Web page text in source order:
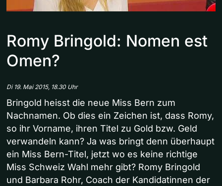
Romy Bringold: Nomen est
Omen?
Di 19. Mai 2015, 18.30 Uhr
Bringold heisst die neue Miss Bern zum
Nachnamen. Ob dies ein Zeichen ist, dass Romy,
so ihr Vorname, ihren Titel zu Gold bzw. Geld
verwandeln kann? Ja was bringt denn überhaupt
ein Miss Bern-Titel, jetzt wo es keine richtige
Miss Schweiz Wahl mehr gibt? Romy Bringold
und Barbara Rohr, Coach der Kandidatinnen der